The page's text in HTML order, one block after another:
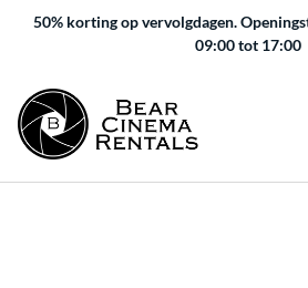
50% korting op vervolgdagen.
09:00 tot 17:00